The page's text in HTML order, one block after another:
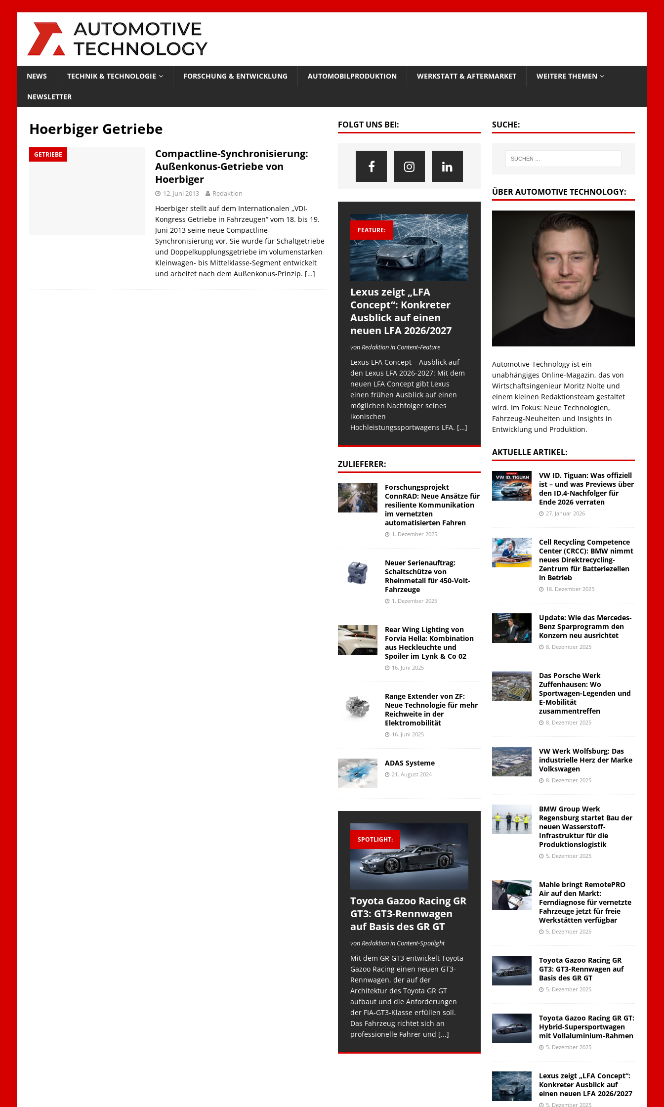
NEWS TECHNIK & TECHNOLOGIE FORSCHUNG & ENTWICKLUNG AUTOMOBILPRODUKTION WERKSTATT & AFTERMARKET WEITERE THEMEN
NEWSLETTER
Hoerbiger Getriebe
GETRIEBE
Compactline-Synchronisierung:
Außenkonus-Getriebe von
Hoerbiger
12. Juni 2013 Redaktion
Hoerbiger stellt auf dem Internationalen „VDI-
Kongress Getriebe in Fahrzeugen“ vom 18. bis 19.
Juni 2013 seine neue Compactline-
Synchronisierung vor. Sie wurde für Schaltgetriebe
und Doppelkupplungsgetriebe im volumenstarken
Kleinwagen- bis Mittelklasse-Segment entwickelt
und arbeitet nach dem Außenkonus-Prinzip. […]
FOLGT UNS BEI:
FEATURE:
Lexus zeigt „LFA
Concept“: Konkreter
Ausblick auf einen
neuen LFA 2026/2027
von Redaktion in Content-Feature
Lexus LFA Concept – Ausblick auf
den Lexus LFA 2026-2027: Mit dem
neuen LFA Concept gibt Lexus
einen frühen Ausblick auf einen
möglichen Nachfolger seines
ikonischen
Hochleistungssportwagens LFA. […]
ZULIEFERER:
Forschungsprojekt
ConnRAD: Neue Ansätze für
resiliente Kommunikation
im vernetzten
automatisierten Fahren
1. Dezember 2025
Neuer Serienauftrag:
Schaltschütze von
Rheinmetall für 450-Volt-
Fahrzeuge
1. Dezember 2025
Rear Wing Lighting von
Forvia Hella: Kombination
aus Heckleuchte und
Spoiler im Lynk & Co 02
16. Juni 2025
Range Extender von ZF:
Neue Technologie für mehr
Reichweite in der
Elektromobilität
16. Juni 2025
ADAS Systeme
21. August 2024
SPOTLIGHT:
Toyota Gazoo Racing GR
GT3: GT3-Rennwagen
auf Basis des GR GT
von Redaktion in Content-Spotlight
Mit dem GR GT3 entwickelt Toyota
Gazoo Racing einen neuen GT3-
Rennwagen, der auf der
Architektur des Toyota GR GT
aufbaut und die Anforderungen
der FIA-GT3-Klasse erfüllen soll.
Das Fahrzeug richtet sich an
professionelle Fahrer und [...]
SUCHE:
ÜBER AUTOMOTIVE TECHNOLOGY:
Automotive-Technology ist ein
unabhängiges Online-Magazin, das von
Wirtschaftsingenieur Moritz Nolte und
einem kleinen Redaktionsteam gestaltet
wird. Im Fokus: Neue Technologien,
Fahrzeug-Neuheiten und Insights in
Entwicklung und Produktion.
AKTUELLE ARTIKEL:
VW ID. Tiguan: Was offiziell
ist – und was Previews über
den ID.4-Nachfolger für
Ende 2026 verraten
27. Januar 2026
Cell Recycling Competence
Center (CRCC): BMW nimmt
neues Direktrecycling-
Zentrum für Batteriezellen
in Betrieb
18. Dezember 2025
Update: Wie das Mercedes-
Benz Sparprogramm den
Konzern neu ausrichtet
8. Dezember 2025
Das Porsche Werk
Zuffenhausen: Wo
Sportwagen-Legenden und
E-Mobilität
zusammentreffen
8. Dezember 2025
VW Werk Wolfsburg: Das
industrielle Herz der Marke
Volkswagen
8. Dezember 2025
BMW Group Werk
Regensburg startet Bau der
neuen Wasserstoff-
Infrastruktur für die
Produktionslogistik
5. Dezember 2025
Mahle bringt RemotePRO
Air auf den Markt:
Ferndiagnose für vernetzte
Fahrzeuge jetzt für freie
Werkstätten verfügbar
5. Dezember 2025
Toyota Gazoo Racing GR
GT3: GT3-Rennwagen auf
Basis des GR GT
5. Dezember 2025
Toyota Gazoo Racing GR GT:
Hybrid-Supersportwagen
mit Vollaluminium-Rahmen
5. Dezember 2025
Lexus zeigt „LFA Concept“:
Konkreter Ausblick auf
einen neuen LFA 2026/2027
5. Dezember 2025